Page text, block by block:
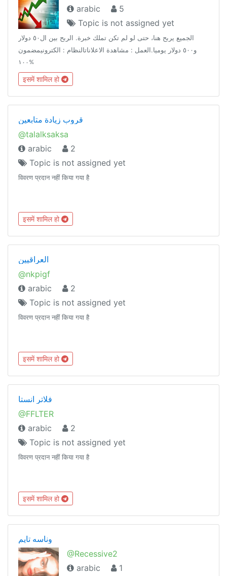
arabic
5
Topic is not assigned yet
الجميع يربح هنا، حتى لو لم تكن تملك خبرة. الربح بين ال٥٠ دولار
و٥٠٠ دولار يوميا.العمل : مشاهدة الاعلاناتالنظام : الكترونيمضمون
١٠٠%
इसमें शामिल हो
قروب زيادة متابعين
@talalksaksa
arabic
2
Topic is not assigned yet
विवरण प्रदान नहीं किया गया है
इसमें शामिल हो
العراقيين
@nkpigf
arabic
2
Topic is not assigned yet
विवरण प्रदान नहीं किया गया है
इसमें शामिल हो
فلاتر انستا
@FFLTER
arabic
2
Topic is not assigned yet
विवरण प्रदान नहीं किया गया है
इसमें शामिल हो
وناسه تايم
@Recessive2
arabic
1